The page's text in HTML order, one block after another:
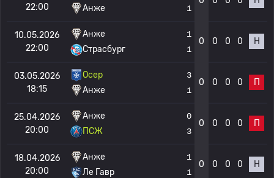
22:00
Анже
1
10.05.2026
22:00
Анже
Страсбург
1
1
0 0 0 0 Н
03.05.2026
18:15
Осер
Анже
3
1
0 0 0 0 П
25.04.2026
20:00
Анже
ПСЖ
0
3
0 0 0 0 П
18.04.2026
20:00
Анже
Ле Гавр
1
1
0 0 0 0 Н